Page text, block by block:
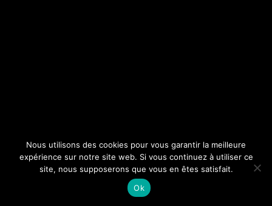
Nous utilisons des cookies pour vous garantir la meilleure
expérience sur notre site web. Si vous continuez à utiliser ce
site, nous supposerons que vous en êtes satisfait.
Ok